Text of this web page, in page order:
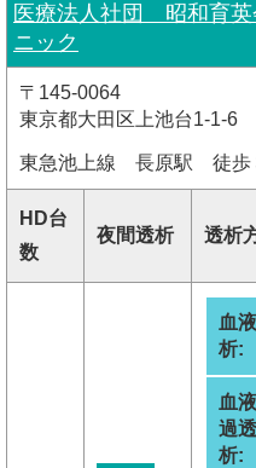
医療法人社団 昭和育
ニック
〒145-0064
東京都大田区上池台1-1-6
東急池上線 長原駅 徒歩
HD台
数
夜間透析 透析
血
析:
血
過透
析: